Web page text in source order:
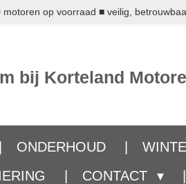
op voorraad ■ veilig,
bij Korteland
ONDERHOUD
CONTACT